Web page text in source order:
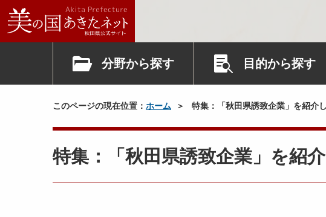
分野から探す 目的から探す
このページの現在位置： ホーム 特集：「秋田県誘致企業」を紹介
特集：「秋田県誘致企業」を紹